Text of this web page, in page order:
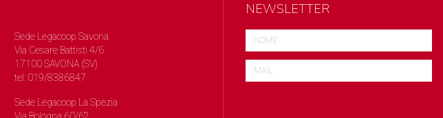
Sede Legacoop Savona
Via Cesare Battisti 4/6
17100 SAVONA (SV)
tel: 019/8386847
Sede Legacoop La Spezia
NEWSLETTER